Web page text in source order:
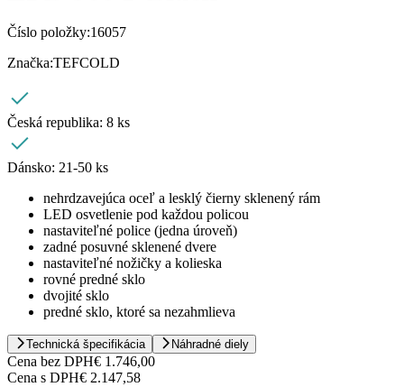
Číslo položky:16057
Značka:TEFCOLD
Česká republika: 8 ks
Dánsko: 21-50 ks
nehrdzavejúca oceľ a lesklý čierny sklenený rám
LED osvetlenie pod každou policou
nastaviteľné police (jedna úroveň)
zadné posuvné sklenené dvere
nastaviteľné nožičky a kolieska
rovné predné sklo
dvojité sklo
predné sklo, ktoré sa nezahmlieva
Technická špecifikácia Náhradné diely
Cena bez DPH€ 1.746,00
Cena s DPH€ 2.147,58